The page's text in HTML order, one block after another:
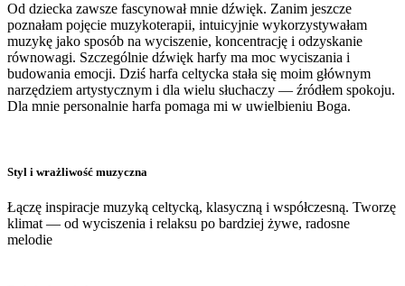
Od dziecka zawsze fascynował mnie dźwięk. Zanim jeszcze
poznałam pojęcie muzykoterapii, intuicyjnie wykorzystywałam
muzykę jako sposób na wyciszenie, koncentrację i odzyskanie
równowagi. Szczególnie dźwięk harfy ma moc wyciszania i
budowania emocji. Dziś harfa celtycka stała się moim głównym
narzędziem artystycznym i dla wielu słuchaczy — źródłem spokoju.
Dla mnie personalnie harfa pomaga mi w uwielbieniu Boga.
Styl i wrażliwość muzyczna
Łączę inspiracje muzyką celtycką, klasyczną i współczesną. Tworzę
klimat — od wyciszenia i relaksu po bardziej żywe, radosne
melodie